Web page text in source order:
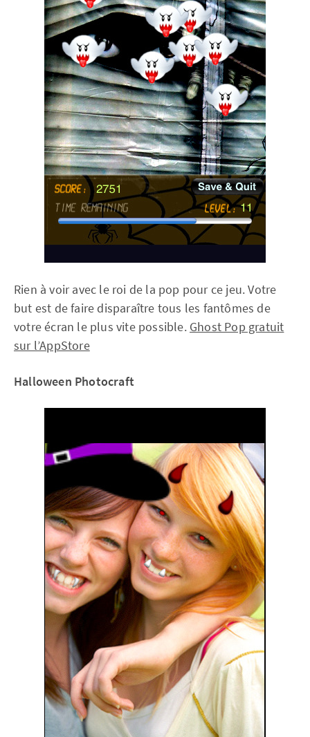
Rien à voir avec le roi de la pop pour ce jeu. Votre
but est de faire disparaître tous les fantômes de
votre écran le plus vite possible. Ghost Pop gratuit
sur l’AppStore
Halloween Photocraft